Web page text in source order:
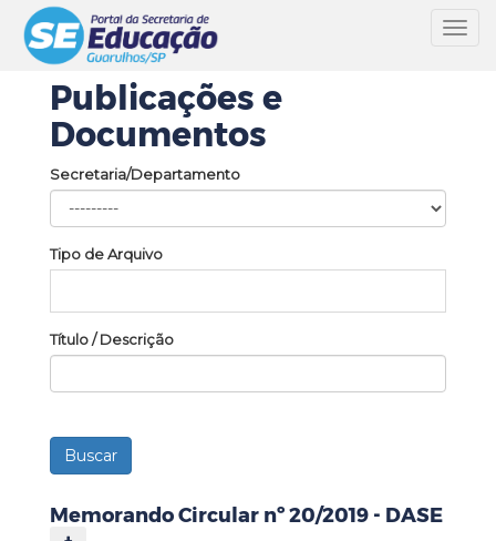
Publicações e
Documentos
Secretaria/Departamento
Tipo de Arquivo
Título / Descrição
Memorando Circular nº 20/2019 - DASE